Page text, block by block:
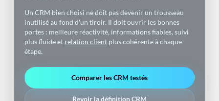
Un CRM bien choisi ne doit pas devenir un trousseau
inutilisé au fond d'un tiroir. Il doit ouvrir les bonnes
portes : meilleure réactivité, informations fiables, suivi
plus fluide et relation client plus cohérente à chaque
étape.
Comparer les CRM testés
Revoir la définition CRM